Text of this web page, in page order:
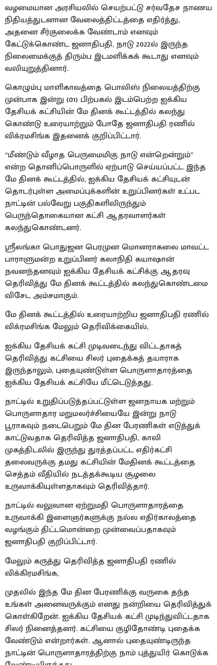
வழமையான அரசியலில் செயற்பட்டு சர்வதேச நாணய
நிதியத்துடனான வேலைத்திட்டத்தை எதிர்த்து,
அதனை சீர்குலைக்க வேண்டாம் எனவும்
கேட்டுக்கொண்ட ஜனாதிபதி, நாடு 2022ல் இருந்த
நிலைமைக்குத் திரும்ப இடமளிக்கக் கூடாது எனவும்
வலியுறுத்தினார்.
கொழும்பு மாளிகாவத்தை பொலிஸ் நிலையத்திற்கு
முன்பாக இன்று (01) பிற்பகல் இடம்பெற்ற ஐக்கிய
தேசியக் கட்சியின் மே தினக் கூட்டத்தில் கலந்து
கொண்டு உரையாற்றும் போதே ஜனாதிபதி ரணில்
விக்ரமசிங்க இதனைக் குறிப்பிட்டார்.
“மீண்டும் வீழாத பெருமைமிகு நாடு என்றென்றும்”
என்ற தொனிப்பொருளில் ஏற்பாடு செய்யப்பட்ட இந்த
மே தினக் கூட்டத்தில், ஐக்கிய தேசியக் கட்சியுடன்
தொடர்புள்ள அமைப்புக்களின் உறுப்பினர்கள் உட்பட
நாட்டின் பல்வேறு பகுதிகளிலிருந்தும்
பெருந்தொகையான கட்சி ஆதரவாளர்கள்
கலந்துகொண்டனர்.
ஸ்ரீலங்கா பொதுஜன பெரமுன மொனராகலை மாவட்ட
பாராளுமன்ற உறுப்பினர் கலாநிதி கயாஷான்
நவனந்தனவும் ஐக்கிய தேசியக் கட்சிக்கு ஆதரவு
தெரிவித்து மே தினக் கூட்டத்தில் கலந்துகொண்டமை
விசேட அம்சமாகும்.
மே தினக் கூட்டத்தில் உரையாற்றிய ஜனாதிபதி ரணில்
விக்ரமசிங்க மேலும் தெரிவிக்கையில்,
ஐக்கிய தேசியக் கட்சி முடிவடைந்து விட்டதாகத்
தெரிவித்து கட்சியை சிலர் புதைக்கத் தயாராக
இருந்தாலும், புதையுண்டுள்ள பொருளாதாரத்தை
ஐக்கிய தேசியக் கட்சியே மீட்டெடுத்தது.
நாட்டில் உறுதிப்படுத்தப்பட்டுள்ள ஜனநாயக மற்றும்
பொருளாதார மறுமலர்ச்சியையே இன்று நாடு
பூராகவும் நடைபெறும் மே தின பேரணிகள் எடுத்துக்
காட்டுவதாக தெரிவித்த ஜனாதிபதி, காலி
முகத்திடலில் இருந்து துரத்தப்பட்ட எதிர்கட்சி
தலைவருக்கு தமது கட்சியின் மேதினக் கூட்டத்தை
செத்தம் வீதியில் நடத்தக்கூடிய சூழலை
உருவாக்கியுள்ளதாகவும் தெரிவித்தார்.
நாட்டில் வலுவான ஏற்றுமதி பொருளாதாரத்தை
உருவாக்கி இளைஞர்களுக்கு நல்ல எதிர்காலத்தை
வழங்கும் திட்டமொன்றை முன்வைப்பதாகவும்
ஜனாதிபதி குறிப்பிட்டார்.
மேலும் கருத்து தெரிவித்த ஜனாதிபதி ரணில்
விக்கிரமசிங்க,
முதலில் இந்த மே தின பேரணிக்கு வருகை தந்த
உங்கள் அனைவருக்கும் எனது நன்றியை தெரிவித்துக்
கொள்கிறேன். ஐக்கிய தேசியக் கட்சி முடிந்துவிட்டதாக
சிலர் நினைத்தனர். கட்சியை குழிதோண்டி புதைக்க
வேண்டும் என்றார்கள். ஆனால் புதையுண்டிருந்த
நாட்டின் பொருளாதாரத்திற்கு நாம் புத்துயிர் கொடுக்க